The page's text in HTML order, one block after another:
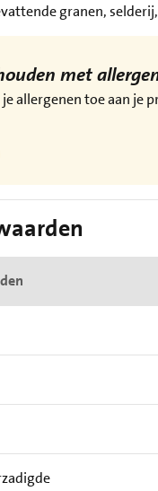
granen,
met
je allergenen toe aan